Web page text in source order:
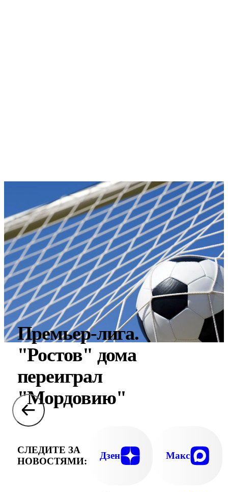
Премьер-лига.
"Ростов" дома
переиграл
"Мордовию"
СЛЕДИТЕ ЗА
НОВОСТЯМИ:
Дзен Макс